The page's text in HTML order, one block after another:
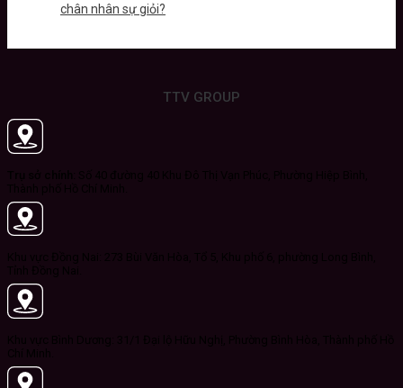
chân nhân sự giỏi?
TTV GROUP